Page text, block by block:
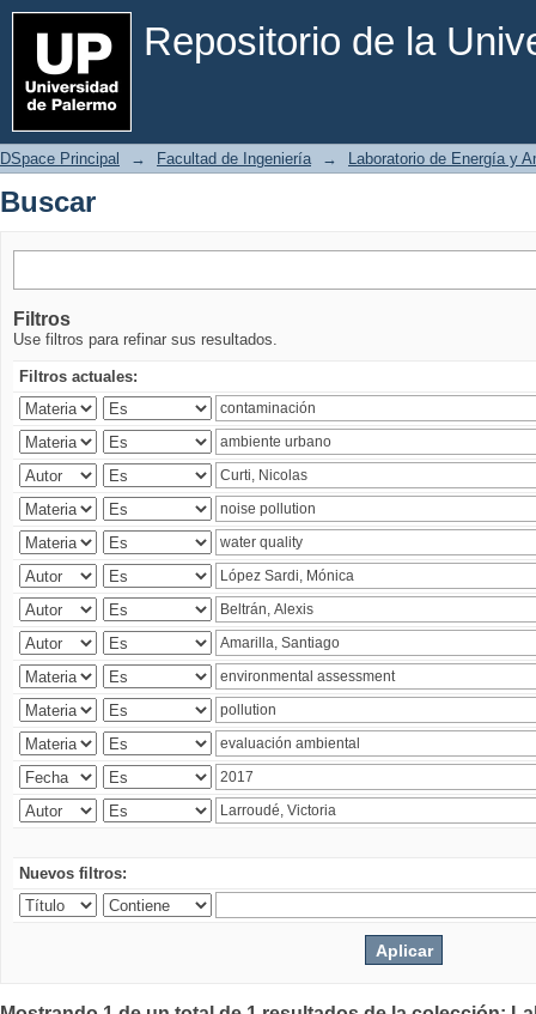
Repositorio de la
Buscar
DSpace Principal → Facultad de Ingeniería → Laboratorio de Energía y
Buscar
Filtros
Use filtros para refinar sus resultados.
Filtros actuales:
Nuevos filtros: